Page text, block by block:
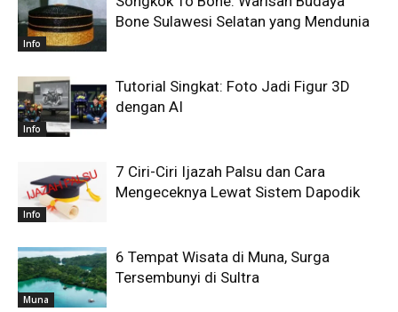
Info
Bone Sulawesi Selatan yang Mendunia
Info
Tutorial Singkat: Foto Jadi Figur 3D
dengan AI
Info
7 Ciri-Ciri Ijazah Palsu dan Cara
Mengeceknya Lewat Sistem Dapodik
Muna
6 Tempat Wisata di Muna, Surga
Tersembunyi di Sultra